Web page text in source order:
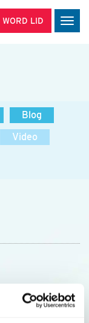
WORD LID
Blog
Video
acties en tips